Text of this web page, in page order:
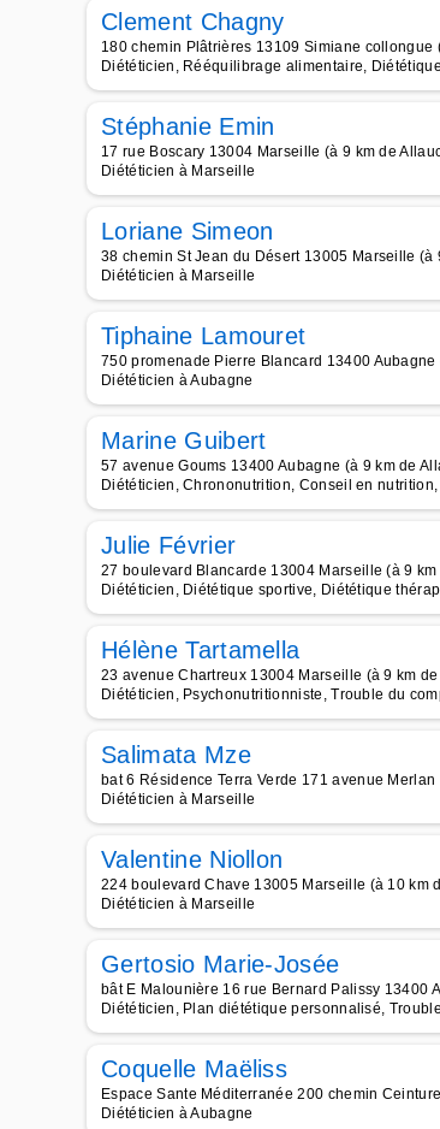
Clement Chagny
180 chemin Plâtrières 13109 Simiane collongue
Diététicien, Rééquilibrage alimentaire,
Stéphanie Emin
17 rue Boscary 13004 Marseille (à 9 km de
Diététicien à Marseille
Loriane Simeon
38 chemin St Jean du Désert 13005 Marseille (à
Diététicien à Marseille
Tiphaine Lamouret
750 promenade Pierre Blancard 13400
Diététicien à Aubagne
Marine Guibert
57 avenue Goums 13400 Aubagne (à 9 km de
Diététicien, Chrononutrition, Conseil en
Julie Février
27 boulevard Blancarde 13004 Marseille (à 9
Diététicien, Diététique sportive, Diététique
Hélène Tartamella
23 avenue Chartreux 13004 Marseille (à 9 km
Diététicien, Psychonutritionniste, Trouble du
Salimata Mze
bat 6 Résidence Terra Verde 171 avenue
Diététicien à Marseille
Valentine Niollon
224 boulevard Chave 13005 Marseille (à 10 km
Diététicien à Marseille
Gertosio Marie-Josée
bât E Malounière 16 rue Bernard Palissy 13400
Diététicien, Plan diététique personnalisé,
Coquelle Maëliss
Espace Sante Méditerranée 200 chemin
Diététicien à Aubagne